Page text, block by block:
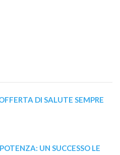
DI SALUTE SEMPRE
UN SUCCESSO LE